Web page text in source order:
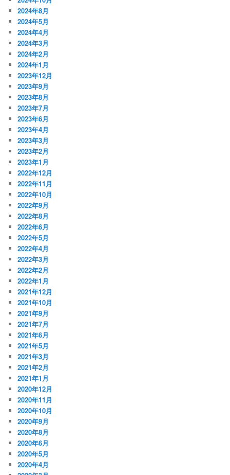
2024年8月
2024年5月
2024年4月
2024年3月
2024年2月
2024年1月
2023年12月
2023年9月
2023年8月
2023年7月
2023年6月
2023年4月
2023年3月
2023年2月
2023年1月
2022年12月
2022年11月
2022年10月
2022年9月
2022年8月
2022年6月
2022年5月
2022年4月
2022年3月
2022年2月
2022年1月
2021年12月
2021年10月
2021年9月
2021年7月
2021年6月
2021年5月
2021年3月
2021年2月
2021年1月
2020年12月
2020年11月
2020年10月
2020年9月
2020年8月
2020年6月
2020年5月
2020年4月